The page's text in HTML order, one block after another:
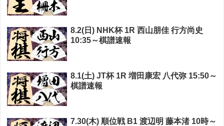
8.2(日) NHK杯 1R 西山朋佳 行方尚史
10:35～棋譜速報
8.1(土) JT杯 1R 増田康宏 八代弥 15:50～
棋譜速報
7.30(木) 順位戦 B1 渡辺明 藤本渚 10時～